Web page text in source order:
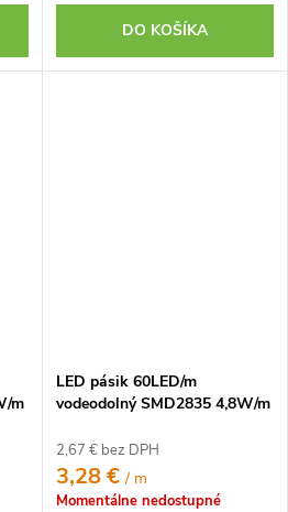
DO KOŠÍKA
m
LED pásik 60LED/m
vodeodolný SMD2835 4,8W/m
2,67 € bez DPH
3,28 €/ m
Momentálne nedostupné